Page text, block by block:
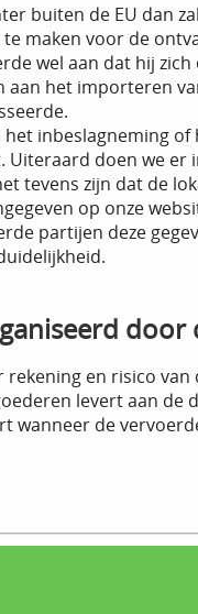
buiten de EU dan
maken voor de
wel aan dat hij
het importeren
inbeslagneming
doen we er
tevens zijn dat de
op onze
partijen deze
door
rekening en risico
levert aan
wanneer de